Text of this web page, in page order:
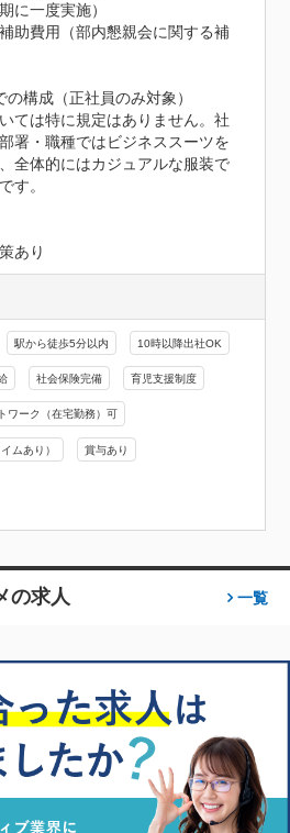
に一度実施）
助費用（部内懇親会に関する補
の構成（正社員のみ対象）
ては特に規定はありません。社
署・職種ではビジネススーツを
全体的にはカジュアルな服装で
す。
あり
駅から徒歩5分以内 10時以降出社OK
社会保険完備 育児支援制度
ワーク（在宅勤務）可
ムあり） 賞与あり
の求人 一覧